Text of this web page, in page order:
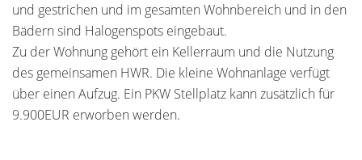
und gestrichen und im gesamten Wohnbereich und in den
Bädern sind Halogenspots eingebaut.
Zu der Wohnung gehört ein Kellerraum und die Nutzung
des gemeinsamen HWR. Die kleine Wohnanlage verfügt
über einen Aufzug. Ein PKW Stellplatz kann zusätzlich für
9.900EUR erworben werden.